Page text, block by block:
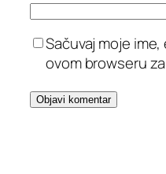
Sačuvaj moje
ovom browseru